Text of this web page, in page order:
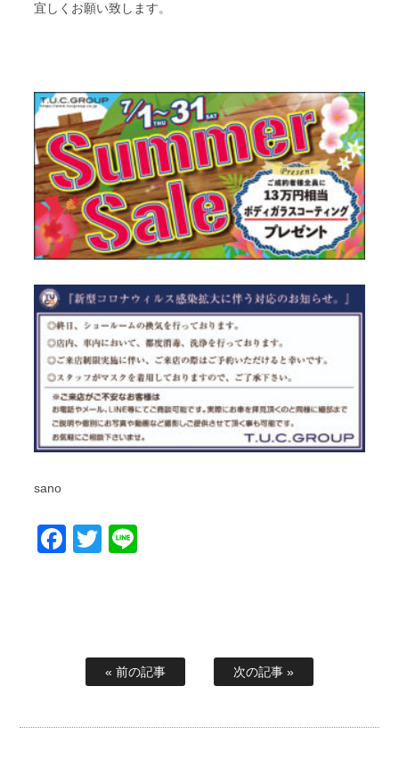
宜しくお願い致します。
sano
Facebook
Twitter
« 前の記事 次の記事 »